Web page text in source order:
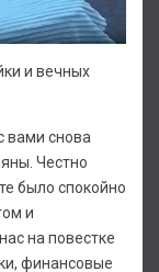
и вечных
вами снова
Честно
было спокойно
и
на повестке
финансовые